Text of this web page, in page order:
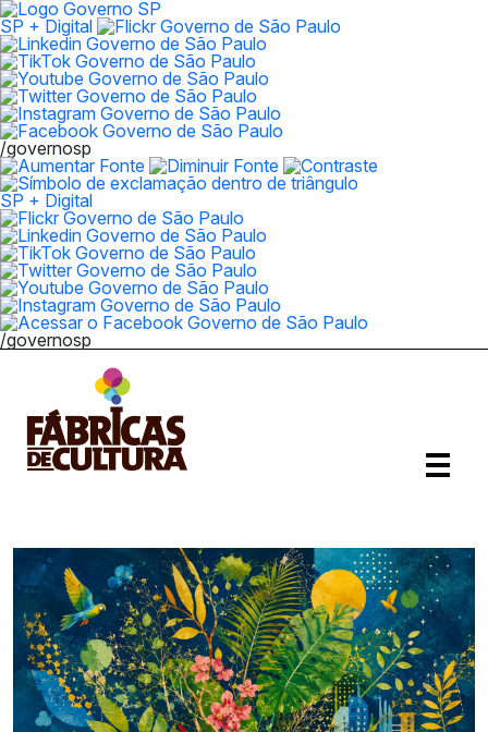
SP + Digital
/governosp
SP + Digital
/governosp